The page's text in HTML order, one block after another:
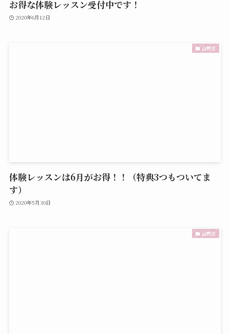
お得な体験レッスン受付中です！
2020年6月12日
山野流
体験レッスンは6月がお得！！（特典3つもついてま
す）
2020年5月30日
山野流